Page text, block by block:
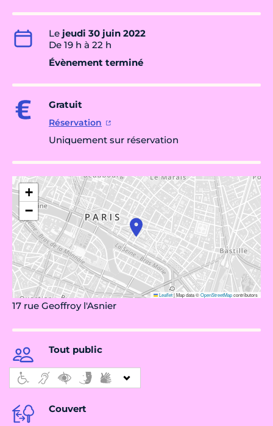
Le jeudi 30 juin 2022
De 19 h à 22 h
Évènement terminé
Gratuit
Réservation
Uniquement sur réservation
+
−
Leaflet|Map data ©OpenStreetMapcontributors
17 rue Geoffroy l'Asnier
Tout public
Couvert